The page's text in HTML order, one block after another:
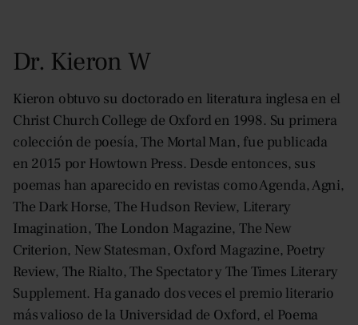
Dr. Kieron W
Kieron obtuvo su doctorado en literatura inglesa en el
Christ Church College de Oxford en 1998. Su primera
colección de poesía, The Mortal Man, fue publicada
en 2015 por Howtown Press. Desde entonces, sus
poemas han aparecido en revistas como Agenda, Agni,
The Dark Horse, The Hudson Review, Literary
Imagination, The London Magazine, The New
Criterion, New Statesman, Oxford Magazine, Poetry
Review, The Rialto, The Spectator y The Times Literary
Supplement. Ha ganado dos veces el premio literario
más valioso de la Universidad de Oxford, el Poema